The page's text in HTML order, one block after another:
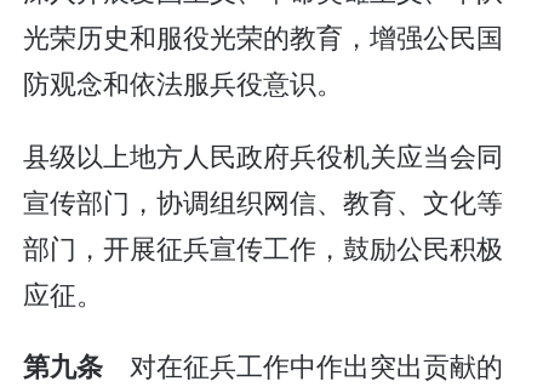
光荣历史和服役光荣的教育，增强公民国
防观念和依法服兵役意识。
县级以上地方人民政府兵役机关应当会同
宣传部门，协调组织网信、教育、文化等
部门，开展征兵宣传工作，鼓励公民积极
应征。
第九条 对在征兵工作中作出突出贡献的